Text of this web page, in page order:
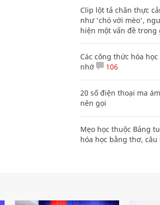
Clip lột tả chân thực
như 'chó với mèo',
hiện một vấn đề trong
Các công thức hóa
nhớ
106
20 số điện thoại ma
nên gọi
Mẹo học thuộc Bảng
hóa học bằng thơ, câu